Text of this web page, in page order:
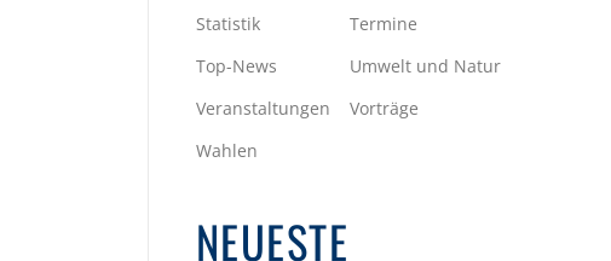
Statistik
Termine
Top-News
Umwelt und Natur
Veranstaltungen
Vorträge
Wahlen
NEUESTE